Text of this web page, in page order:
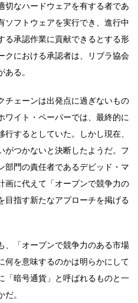
切なハードウェアを有する者であ
ソフトウェアを実行でき、進行中
る承認作業に貢献できるとする形
クにおける承認者は、リブラ協会
る。
チェーンは出発点に過ぎないもの
ワイト・ペーパーでは、最終的に
するとしていた。しかし現在、
がつかないと決断したようだ。フ
部門の責任者であるデビッド・マ
画に代えて「オープンで競争力の
目指す新たなアプローチを掲げる
、「オープンで競争力のある市場
何を意味するのかは明らかにして
「暗号通貨」と呼ばれるものと一
。